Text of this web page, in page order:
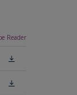
Reader